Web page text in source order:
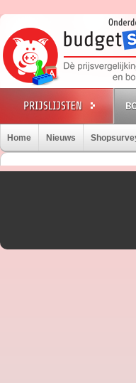
Home Nieuws